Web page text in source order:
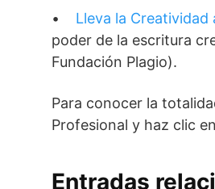
• Lleva la
poder de la escritura
Fundación Plagio).
Para conocer la
Profesional y haz clic en
Entradas